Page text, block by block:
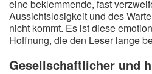
eine beklemmende, fast
Aussichtslosigkeit und des
nicht kommt. Es ist diese
Hoffnung, die den Leser lange
Gesellschaftlicher und